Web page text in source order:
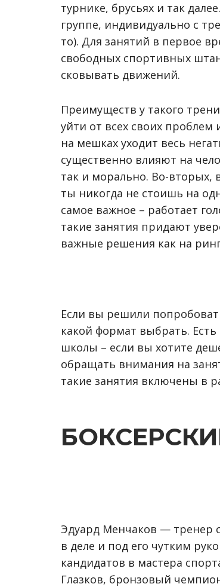
турнике, брусьях и так
группе, индивидуально с
то). Для занятий в первое
свободных спортивных
сковывать движений.
Преимуществ у такого
уйти от всех своих
на мешках уходит весь
существенно влияют на
так и морально. Во-вторых,
ты никогда не стоишь на
самое важное – работает
такие занятия придают
важные решения как на
Если вы решили
какой формат выбрать.
школы – если вы хотите
обращать внимания на
такие занятия включены в
Эдуард Менчаков — тренер
в деле и под его чутким
кандидатов в мастера
Глазков, бронзовый